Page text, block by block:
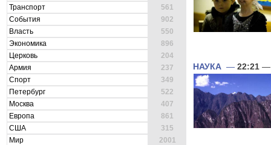
Транспорт
561
События
902
Власть
550
Экономика
896
Церковь
204
Армия
237
Спорт
349
Петербург
522
Москва
407
Европа
861
США
315
Мир
2001
НАУКА — 22:21 —